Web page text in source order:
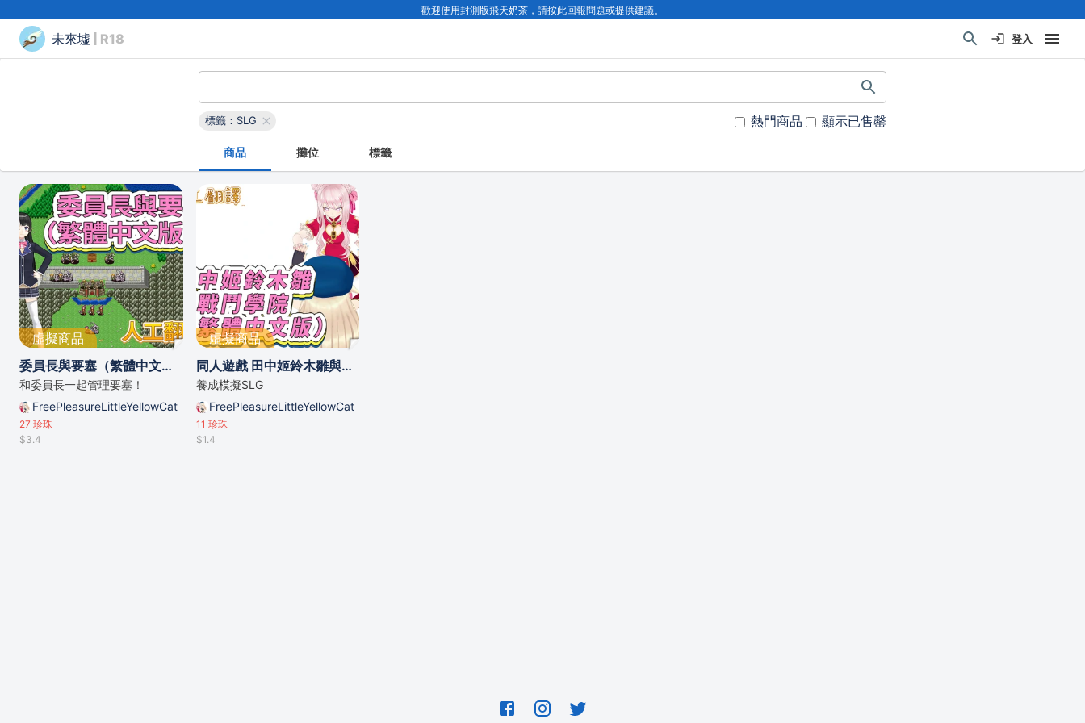
歡迎使用封測版飛天奶茶，請按此回報問題或提供建議。
未來墟 | R18 登入
標籤：SLG 熱門商品 顯示已售罄
商品 攤位 標籤
虛擬商品
委員長與要塞（繁體中文版）
和委員長一起管理要塞！
FreePleasureLittleYellowCat
27 珍珠
$3.4
虛擬商品
同人遊戲 田中姬鈴木雛與戰鬥學院
養成模擬SLG
FreePleasureLittleYellowCat
11 珍珠
$1.4